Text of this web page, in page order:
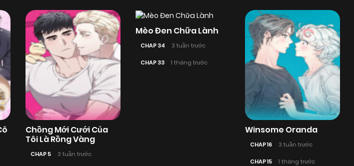
Chồng Mới Cưới Của
Tôi Là Rồng Vàng
CHAP 5 3 tuần trước
Mèo Đen Chữa Lành
CHAP 34 3 tuần trước
CHAP 33 1 tháng trước
Winsome Oranda
CHAP 16 3 tuần trước
CHAP 15 1 tháng trước